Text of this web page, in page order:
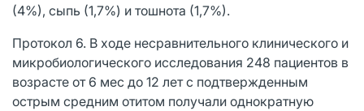
(4%), сыпь (1,7%) и тошнота (1,7%).
Протокол 6. В ходе несравнительного клинического и
микробиологического исследования 248 пациентов в
возрасте от 6 мес до 12 лет с подтвержденным
острым средним отитом получали однократную